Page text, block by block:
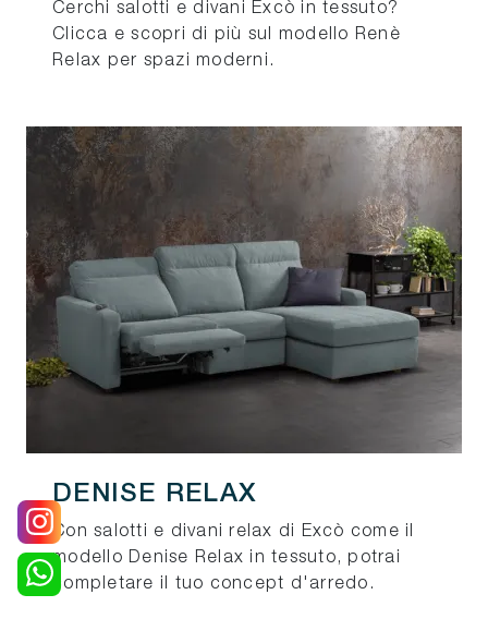
Cerchi salotti e divani Excò in tessuto?
Clicca e scopri di più sul modello Renè
Relax per spazi moderni.
DENISE RELAX
Con salotti e divani relax di Excò come il
modello Denise Relax in tessuto, potrai
completare il tuo concept d'arredo.